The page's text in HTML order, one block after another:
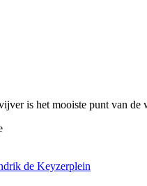
is het mooiste punt van
de Keyzerplein